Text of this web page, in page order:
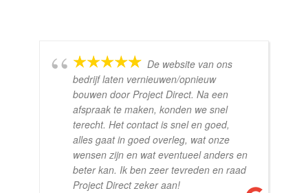
De website van ons
bedrijf laten vernieuwen/opnieuw
bouwen door Project Direct. Na een
afspraak te maken, konden we snel
terecht. Het contact is snel en goed,
alles gaat in goed overleg, wat onze
wensen zijn en wat eventueel anders en
beter kan. Ik ben zeer tevreden en raad
Project Direct zeker aan!